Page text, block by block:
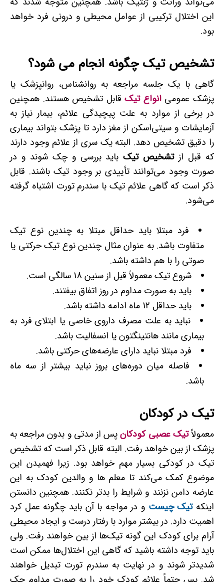
این اختلال ترکیبی از عوامل محیطی و درونی فرد خواهد
بود.
تشخیص تیک چگونه انجام می­ شود؟
گاهی با یک جلسه مراجعه به روانشناس، روانپزشک یا
پزشک عمومیانواع تیک قابل تشخیص هستند. همچنین
در برخی از موارد به علت پیچیدگی علائم، بیمار نیاز به
آزمایشات و سی­تی­‌اسکن از مغز دارد تا پزشک بتواند بیماری
را دقیق تشخیص دهد. البته یک سری از علائم وجود دارند
که قبل ازتشخیص تیکباید بررسی و چک شوند و در
صورت وجود می‌توانند تأییدی بر وجود تیک باشند. قابل
ذکر است که گاهی علائم تیک با سندرم تورت اشتباه گرفته
می‌شود.
فرد مبتلا باید حداقل مبتلا به چندین نوع تیک
متفاوت باشد. به عنوان مثال چندین نوع تیک حرکتی یا
صوتی را با هم داشته باشد.
شروع تیک معمولاً قبل از سنین 18 سالگی است.
باید به صورت مداوم در روز اتفاق بیفتند.
باید حداقل 12 ماه ادامه داشته باشد.
نباید به علت مصرف داروی خاصی یا ابتلای فرد به
بیماری مانند هانتینگتون یا انسفالیت باشد.
فرد مبتلا نباید دارای عارضه‌های حرکتی باشد.
فاصله میان دوره‌های بروز نباید بیشتر از سه ماه
باشد.
تیک در کودکان
معمولاًتیک عصبی کودکانپس از مدتی و بدون مراجعه به
پزشک از بین خواهد رفت. البته قابل ذکر است که تشخیص
تیک در کودکی بسیار مهم خواهد بود. زیرا فهمیدن این
موضوع کمک می‌کند تا معلم ­ها و والدین کودک به این
عارضه دامن نزنند و شرایط را بدتر نکنند. همچنین دانستن
اینکهتیک چیست و در مواجه با آن باید چگونه عمل کرد
اهمیت دارد. در بیشتر موارد با رفتار درست و ایجاد محیطی
آرام برای کودک این گونه تیک‌ها از بین خواهند رفت. ولی
باید توجه داشته باشید که گاهی این اختلال‌ها ممکن است
شدیدتر شوند و در نهایت به سندرم تورت تبدیل خواهند